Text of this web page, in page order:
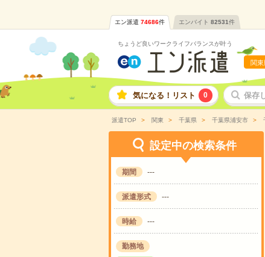
エン派遣 74686件 エンバイト 82531件
ちょうど良いワークライフバランスが叶う
関東
気になる！リスト 0 保存
派遣TOP 関東 千葉県 千葉県浦安市
設定中の検索条件
期間 ---
派遣形式 ---
時給 ---
勤務地